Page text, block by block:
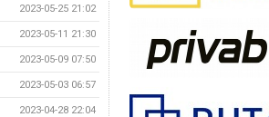
2023-05-25 21:02
2023-05-11 21:30
2023-05-09 07:50
2023-05-03 06:57
2023-04-28 22:04